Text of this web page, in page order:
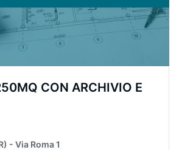
CON ARCHIVIO E
- Via Roma 1